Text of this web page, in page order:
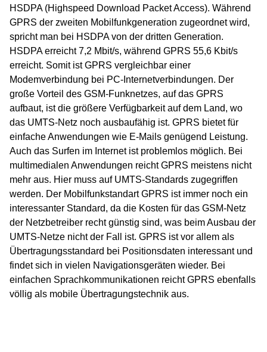
HSDPA (Highspeed Download Packet Access). Während
GPRS der zweiten Mobilfunkgeneration zugeordnet wird,
spricht man bei HSDPA von der dritten Generation.
HSDPA erreicht 7,2 Mbit/s, während GPRS 55,6 Kbit/s
erreicht. Somit ist GPRS vergleichbar einer
Modemverbindung bei PC-Internetverbindungen. Der
große Vorteil des GSM-Funknetzes, auf das GPRS
aufbaut, ist die größere Verfügbarkeit auf dem Land, wo
das UMTS-Netz noch ausbaufähig ist. GPRS bietet für
einfache Anwendungen wie E-Mails genügend Leistung.
Auch das Surfen im Internet ist problemlos möglich. Bei
multimedialen Anwendungen reicht GPRS meistens nicht
mehr aus. Hier muss auf UMTS-Standards zugegriffen
werden. Der Mobilfunkstandart GPRS ist immer noch ein
interessanter Standard, da die Kosten für das GSM-Netz
der Netzbetreiber recht günstig sind, was beim Ausbau der
UMTS-Netze nicht der Fall ist. GPRS ist vor allem als
Übertragungsstandard bei Positionsdaten interessant und
findet sich in vielen Navigationsgeräten wieder. Bei
einfachen Sprachkommunikationen reicht GPRS ebenfalls
völlig als mobile Übertragungstechnik aus.